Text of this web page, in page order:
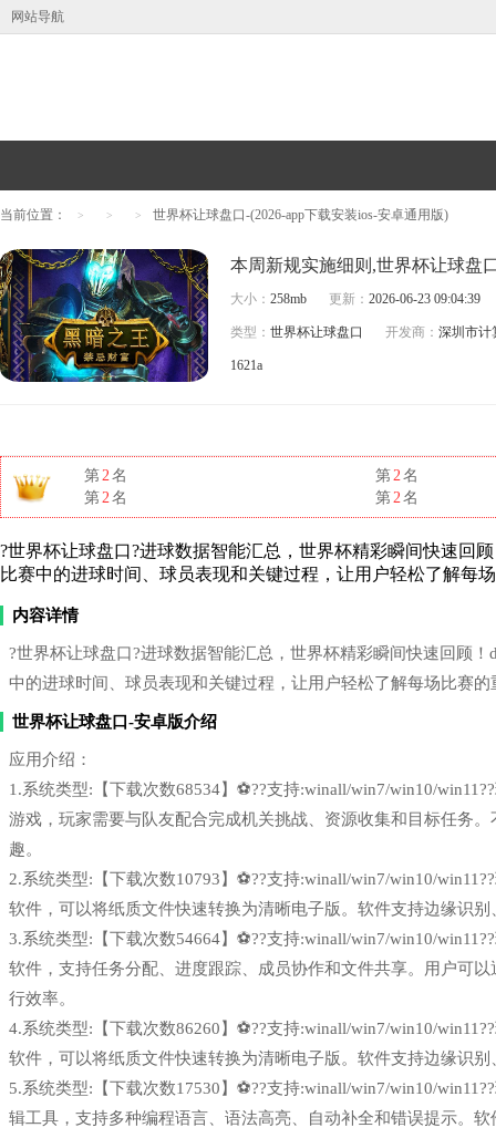
网站导航
当前位置： > > > 世界杯让球盘口-(2026-app下载安装ios-安卓通用版)
大小：258mb 更新：2026-06-23 09:04:39
类型：世界杯让球盘口 开发商：深圳市
1621a
第2名 第2名
第2名 第2名
?世界杯让球盘口?进球数据智能汇总，世界杯精彩瞬间快速回
比赛中的进球时间、球员表现和关键过程，让用户轻松了解每
内容详情
?世界杯让球盘口?进球数据智能汇总，世界杯精彩瞬间快速回顾
中的进球时间、球员表现和关键过程，让用户轻松了解每场比赛的
世界杯让球盘口-安卓版介绍
应用介绍：
1.系统类型:【下载次数68534】⚽??支持:winall/win7/win10/
游戏，玩家需要与队友配合完成机关挑战、资源收集和目标任务
趣。
2.系统类型:【下载次数10793】⚽??支持:winall/win7/win10/
软件，可以将纸质文件快速转换为清晰电子版。软件支持边缘识
3.系统类型:【下载次数54664】⚽??支持:winall/win7/win10/
软件，支持任务分配、进度跟踪、成员协作和文件共享。用户可
行效率。
4.系统类型:【下载次数86260】⚽??支持:winall/win7/win10/
软件，可以将纸质文件快速转换为清晰电子版。软件支持边缘识
5.系统类型:【下载次数17530】⚽??支持:winall/win7/win10/
辑工具，支持多种编程语言、语法高亮、自动补全和错误提示。